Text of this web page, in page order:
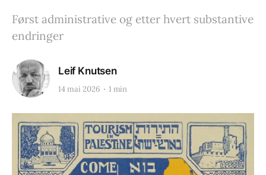
Først administrative og etter hvert substantive
endringer
Leif Knutsen
14 mai 2026 1 min